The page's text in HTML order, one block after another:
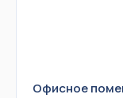
Офисное